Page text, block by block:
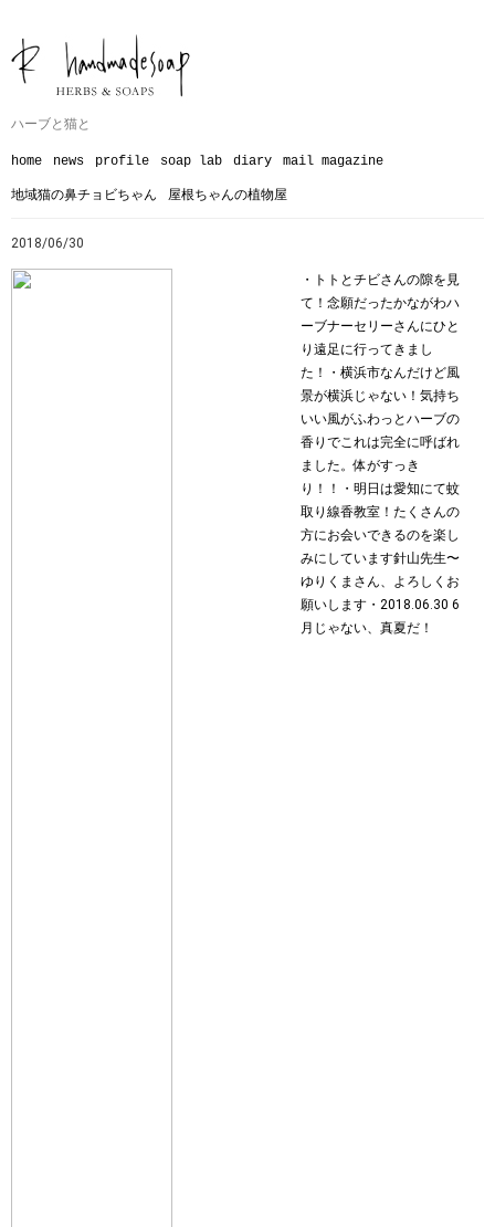
ハーブと猫と
home news profile soap lab diary mail magazine
地域猫の鼻チョビちゃん 屋根ちゃんの植物屋
2018/06/30
・トトとチビさんの隙を見
て！念願だったかながわハ
ーブナーセリーさんにひと
り遠足に行ってきまし
た！・横浜市なんだけど風
景が横浜じゃない！気持ち
いい風がふわっとハーブの
香りでこれは完全に呼ばれ
ました。体がすっき
り！！︎・明日は愛知にて蚊
取り線香教室！たくさんの
方にお会いできるのを楽し
みにしています針山先生〜
ゆりくまさん、よろしくお
願いします︎・2018.06.30 6
月じゃない、真夏だ！